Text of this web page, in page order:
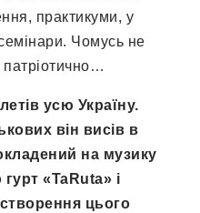
практикуми, у
семінари. Чомусь не
усю Україну.
він висів в
на музику
«TaRuta» і
цього